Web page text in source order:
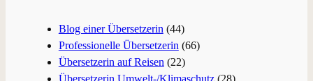
Blog einer Übersetzerin (44)
Professionelle Übersetzerin (66)
Übersetzerin auf Reisen (22)
Übersetzerin Umwelt-/Klimaschutz(28)